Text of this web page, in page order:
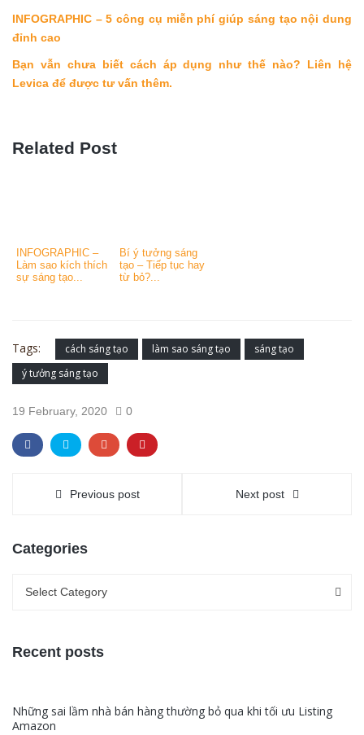
INFOGRAPHIC – 5 công cụ miễn phí giúp sáng tạo nội dung
đỉnh cao
Bạn vẫn chưa biết cách áp dụng như thế nào? Liên hệ
Levica để được tư vấn thêm.
Related Post
INFOGRAPHIC –
Làm sao kích thích
sự sáng tạo...
Bí ý tưởng sáng
tạo – Tiếp tục hay
từ bỏ?...
Tags: cách sáng tạo làm sao sáng tạo
sáng tạo
ý tưởng sáng tạo
19 February, 2020 0
Previous post Next post
Categories
Select Category
Recent posts
Những sai lầm nhà bán hàng thường bỏ qua khi tối ưu Listing
Amazon